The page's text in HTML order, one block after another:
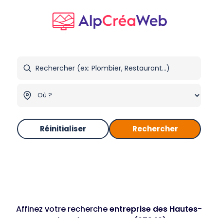
Réinitialiser Rechercher
Affinez votre rechercheentreprise des Hautes-